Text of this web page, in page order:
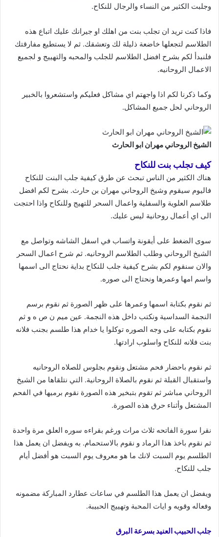
وجلبت الكثير من النساء والرجال للنكاح.
فاذا كنت تريد ان تجلب بنت من اهلك او جيرانك عليك اتباع هذه
الطلاسم لتجعلها خاضعة ذليلة لك وتعشقك. ثم لا يستطيع مفارقتك
فلنبدأ لكم بشرح افضل الطلاسم للجلب والمحبه والتهييج و لجميع
الاعمال الروحانيه.
وكما ذكرنا لكم اذا واجهتم اي مشاكل فعليكم واستشعروا بالخبير
الروحاني لحل جميع المشاكل.
الشيخ الروحاني مهران ابو الحارث
كيف تجلب بنت للنكاح
هناك الكثير من الناس تبحث عن طرق كيفية جلب البنت للنكاح
فاليوم سيقوم وشيخ الروحاني مهران بن حارث. بشرح لكم افضل
طلاسم العلوية والسفلية واعمال السحر للتهيج وللنكاح واذا احتجت
الى اي أعمال روحانية ليس عليك.
سوى الضغط على أيقونة واتساب في اسفل الشاشه وتواصل مع
الشيخ الروحاني وطلب الطلاسم الروحانيه. ثم شرح اعمال السحر
والان سنقوم لكم بشرح كيفية جلب للنكاح بداية نحتاج الى اسمها
واسم امها وعمرها ونحتاج الى صوره.
ثم نقوم بكتابة اسمها وعمرها على ظهر الصورة ثم نقوم برسم
النجمة السداسية ونكتب داخل هذه النجمة. عين ميم ن ص ه و ثم
نقوم بكتابه على وجه الصوره توكلوا يا خدام هذا طلسم بجنب فلانه
بنت فلانه للنكاح واسلوب ارادتها.
ثم نقوم باحضار فحم مشتعل ونقوم بجلوس للصلاه الروحانيه
واستقبال القبلة ثم نقوم بالصلاة الروحانية. التي نتلقاها من الشيخ
الروحاني مباشر ثم تقوم بتبخير هذه الصورة نقوم برميها في الفحم
المشتعل وأثناء حرق هذه الصورة.
نقرا سورة الفاتحه ثلاث مرات ورغم بقراءه سوره العلق مرة واحدة
ثم نقوم باخذ هذا الرماد و نقوم بالاستحمام. به ويفضل ان يعمل هذا
الطلسم يوم السبت لانك ما هو معروف يوم السبت هو أفضل أيام
جلب للنكاح.
ويفضل ان يعمل هذا الطلسم في ساعات عطارد المباركة مضمونه
وفعاله وقويه و ايات المحبة وتهييج الحبيبة.
جلب الحبيب العنيد بسرعة البرق